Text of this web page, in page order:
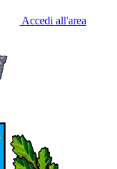
Accedi all'area